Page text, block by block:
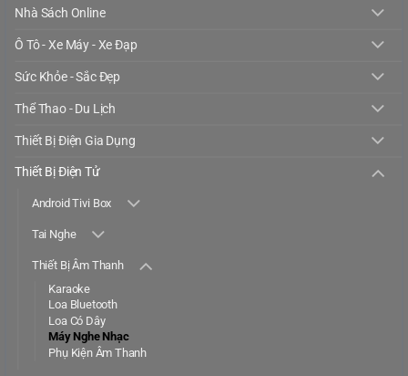
Nhà Sách Online
Ô Tô - Xe Máy - Xe Đạp
Sức Khỏe - Sắc Đẹp
Thể Thao - Du Lịch
Thiết Bị Điện Gia Dụng
Thiết Bị Điện Tử
Android Tivi Box
Tai Nghe
Thiết Bị Âm Thanh
Karaoke
Loa Bluetooth
Loa Có Dây
Máy Nghe Nhạc
Phụ Kiện Âm Thanh